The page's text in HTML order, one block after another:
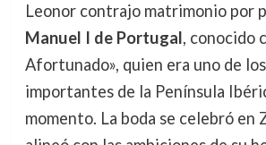
Leonor contrajo matrimonio por
Manuel I de Portugal, conocido
Afortunado», quien era uno de
importantes de la Península
momento. La boda se celebró en